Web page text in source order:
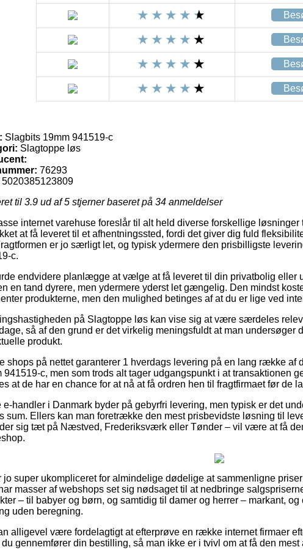
Slagbits 19mm 941519-c
Slagtoppe løs
76293
5020385123809
til 3.9 ud af 5 stjerner baseret på 34 anmeldelser
internet varehuse foreslår til alt held diverse forskellige
at få leveret til et afhentningssted, fordi det giver dig fuld
er jo særligt let, og typisk ydermere den prisbilligste
c.
endvidere planlægge at vælge at få leveret til din privatbolig eller
en tand dyrere, men ydermere yderst let gængelig. Den mindst
produkterne, men den mulighed betinges af at du er lige ved
på Slagtoppe løs kan vise sig at være særdeles
så af den grund er det virkelig meningsfuldt at man undersøger
produkt.
shops på nettet garanterer 1 hverdags levering på en lang række af
941519-c, men som trods alt tager udgangspunkt i at transaktionen
at de har en chance for at nå at få ordren hen til fragtfirmaet før de
e-handler i Danmark byder på gebyrfri levering, men typisk er det
sum. Ellers kan man foretrække den mest prisbevidste løsning til
sig tæt på Næstved, Frederiksværk eller Tønder – vil være at få
jo super ukompliceret for almindelige dødelige at sammenligne
masser af webshops set sig nødsaget til at nedbringe
– til babyer og børn, og samtidig til damer og herrer – markant,
uden beregning.
alligevel være fordelagtigt at efterprøve en række internet firmaer
gennemfører din bestilling, så man ikke er i tvivl om at få den mest